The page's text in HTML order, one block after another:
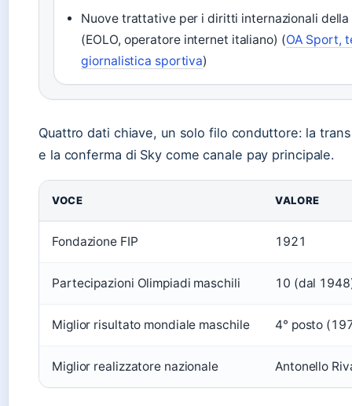
Nuove trattative per i diritti internazionali della
(EOLO, operatore internet italiano) (OA Sport,
giornalistica sportiva)
Quattro dati chiave, un solo filo conduttore: la
e la conferma di Sky come canale pay principale.
VOCE VALORE
Fondazione FIP 1921
Partecipazioni Olimpiadi maschili 10 (dal
Miglior risultato mondiale maschile 4° posto
Miglior realizzatore nazionale Antonello